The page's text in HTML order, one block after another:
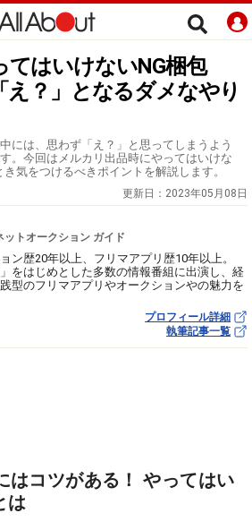
てはいけないNG梱包
え？」となるダメなやり
には、思わず「え？」と思ってしまうよう
。今回はメルカリ出品時にやってはいけな
気をつけるべきポイントを解説します。
更新日： 2023年05月08日
ットオークション ガイド
ン歴20年以上、フリマアプリ歴10年以上。
をはじめとした多数の情報番組に出演し、経
型のフリマアプリやオークションやの魅力を
プロフィール詳細
執筆記事一覧
はコツがある！ やってはい
は